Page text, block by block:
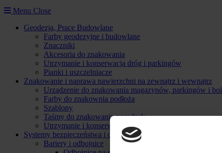
Menu Close
Geodezja, Prace Budowlane
Farby geodezyjne i budowlane
Znaczniki
Akcesoria do znakowania
Utrzymanie i konserwacja dróg i parkingów
Pianki i uszczelniacze
Znakowanie i naprawa nawierzchni na zewnątrz i wewnątrz
Urządzenie do znakowania magazynów, parkingów i
Farby do znakownia podłoża
Szablony
Taśmy do znakowania posadzek
Utrzymanie i konserwacja dróg i parkingów
Systemy bezpieczeństwa i ochrona uderzeniowa
Bariery i odbojnice